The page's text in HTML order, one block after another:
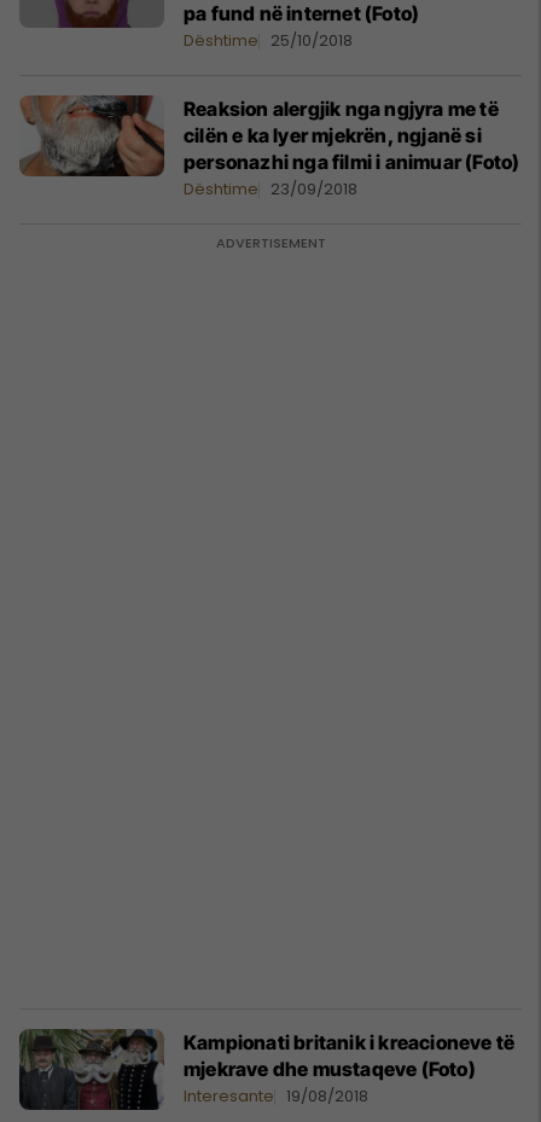
pa fund në internet (Foto)
Dështime 25/10/2018
Reaksion alergjik nga ngjyra me të
cilën e ka lyer mjekrën, ngjanë si
personazhi nga filmi i animuar (Foto)
Dështime 23/09/2018
Kampionati britanik i kreacioneve të
mjekrave dhe mustaqeve (Foto)
Interesante 19/08/2018